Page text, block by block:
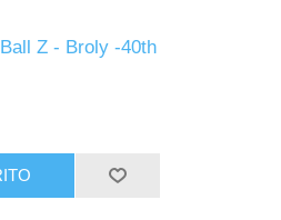
Z - Broly -40th